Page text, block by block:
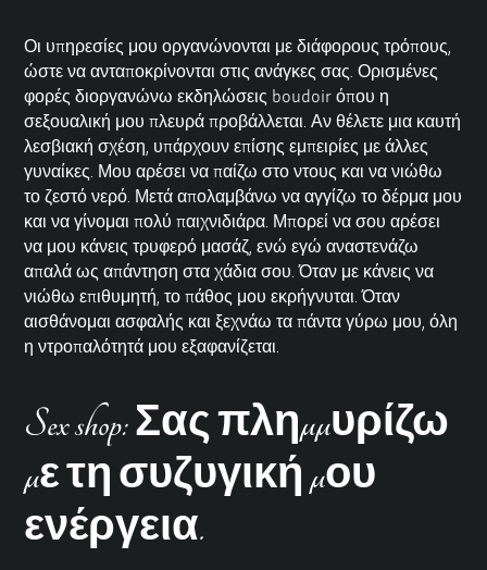
Οι υπηρεσίες μου οργανώνονται με διάφορους τρόπους,
ώστε να ανταποκρίνονται στις ανάγκες σας. Ορισμένες
φορές διοργανώνω εκδηλώσεις boudoir όπου η
σεξουαλική μου πλευρά προβάλλεται. Αν θέλετε μια καυτή
λεσβιακή σχέση, υπάρχουν επίσης εμπειρίες με άλλες
γυναίκες. Μου αρέσει να παίζω στο ντους και να νιώθω
το ζεστό νερό. Μετά απολαμβάνω να αγγίζω το δέρμα μου
και να γίνομαι πολύ παιχνιδιάρα. Μπορεί να σου αρέσει
να μου κάνεις τρυφερό μασάζ, ενώ εγώ αναστενάζω
απαλά ως απάντηση στα χάδια σου. Όταν με κάνεις να
νιώθω επιθυμητή, το πάθος μου εκρήγνυται. Όταν
αισθάνομαι ασφαλής και ξεχνάω τα πάντα γύρω μου, όλη
η ντροπαλότητά μου εξαφανίζεται.
Sex shop: Σας πλημμυρίζω
με τη συζυγική μου
ενέργεια.